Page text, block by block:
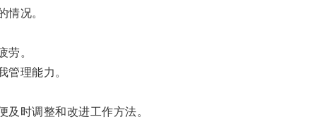
况。
。
理能力。
时调整和改进工作方法。